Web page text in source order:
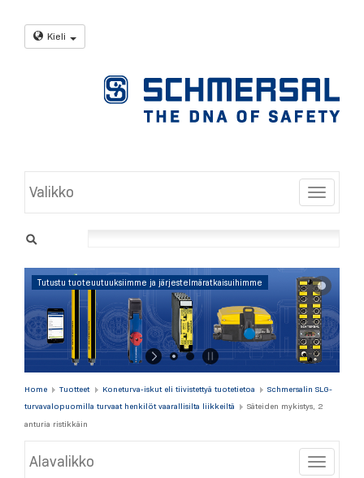
Kieli
Toggle
Valikko
Tutustu tuoteuutuuksiimme ja järjestelmäratkaisuihimme
Saat lisätietoja
napsauttamalla
tästä.
Home Tuotteet Koneturva-iskut eli tiivistettyä tuotetietoa
Schmersalin SLG-
turvavalopuomilla turvaat henkilöt vaarallisilta liikkeiltä
Säteiden mykistys, 2
anturia ristikkäin
Toggle
Alavalikko